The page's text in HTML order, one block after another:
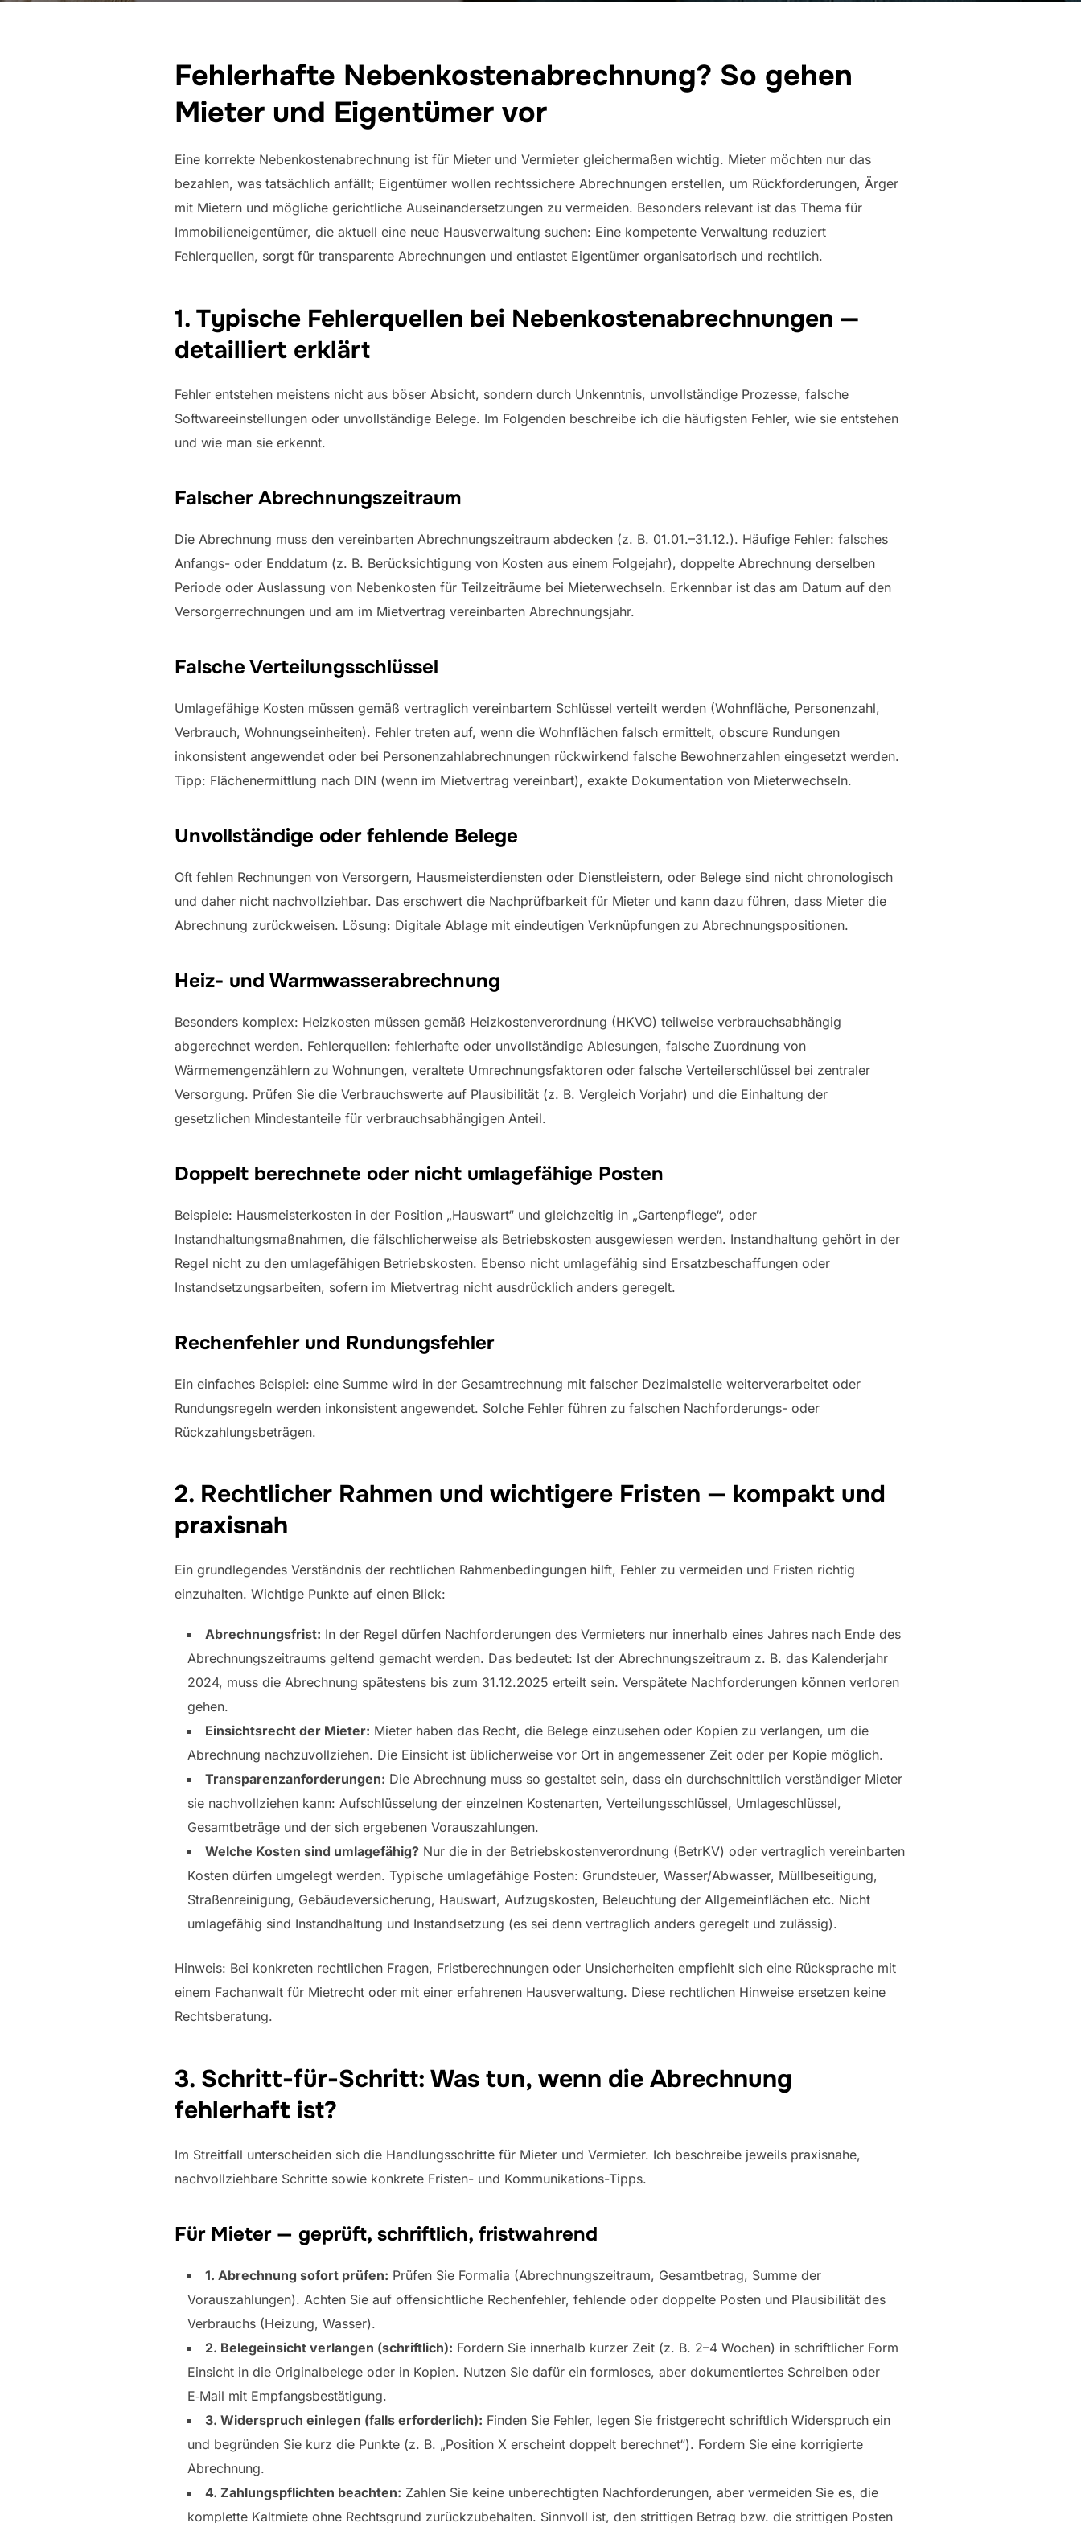
Fehlerhafte Nebenkostenabrechnung? So gehen
Mieter und Eigentümer vor
Eine korrekte Nebenkostenabrechnung ist für Mieter und Vermieter gleichermaßen wichtig. Mieter möchten nur das
bezahlen, was tatsächlich anfällt; Eigentümer wollen rechtssichere Abrechnungen erstellen, um Rückforderungen, Ärger
mit Mietern und mögliche gerichtliche Auseinandersetzungen zu vermeiden. Besonders relevant ist das Thema für
Immobilieneigentümer, die aktuell eine neue Hausverwaltung suchen: Eine kompetente Verwaltung reduziert
Fehlerquellen, sorgt für transparente Abrechnungen und entlastet Eigentümer organisatorisch und rechtlich.
1. Typische Fehlerquellen bei Nebenkostenabrechnungen —
detailliert erklärt
Fehler entstehen meistens nicht aus böser Absicht, sondern durch Unkenntnis, unvollständige Prozesse, falsche
Softwareeinstellungen oder unvollständige Belege. Im Folgenden beschreibe ich die häufigsten Fehler, wie sie entstehen
und wie man sie erkennt.
Falscher Abrechnungszeitraum
Die Abrechnung muss den vereinbarten Abrechnungszeitraum abdecken (z. B. 01.01.–31.12.). Häufige Fehler: falsches
Anfangs- oder Enddatum (z. B. Berücksichtigung von Kosten aus einem Folgejahr), doppelte Abrechnung derselben
Periode oder Auslassung von Nebenkosten für Teilzeiträume bei Mieterwechseln. Erkennbar ist das am Datum auf den
Versorgerrechnungen und am im Mietvertrag vereinbarten Abrechnungsjahr.
Falsche Verteilungsschlüssel
Umlagefähige Kosten müssen gemäß vertraglich vereinbartem Schlüssel verteilt werden (Wohnfläche, Personenzahl,
Verbrauch, Wohnungseinheiten). Fehler treten auf, wenn die Wohnflächen falsch ermittelt, obscure Rundungen
inkonsistent angewendet oder bei Personenzahlabrechnungen rückwirkend falsche Bewohnerzahlen eingesetzt werden.
Tipp: Flächenermittlung nach DIN (wenn im Mietvertrag vereinbart), exakte Dokumentation von Mieterwechseln.
Unvollständige oder fehlende Belege
Oft fehlen Rechnungen von Versorgern, Hausmeisterdiensten oder Dienstleistern, oder Belege sind nicht chronologisch
und daher nicht nachvollziehbar. Das erschwert die Nachprüfbarkeit für Mieter und kann dazu führen, dass Mieter die
Abrechnung zurückweisen. Lösung: Digitale Ablage mit eindeutigen Verknüpfungen zu Abrechnungspositionen.
Heiz- und Warmwasserabrechnung
Besonders komplex: Heizkosten müssen gemäß Heizkostenverordnung (HKVO) teilweise verbrauchsabhängig
abgerechnet werden. Fehlerquellen: fehlerhafte oder unvollständige Ablesungen, falsche Zuordnung von
Wärmemengenzählern zu Wohnungen, veraltete Umrechnungsfaktoren oder falsche Verteilerschlüssel bei zentraler
Versorgung. Prüfen Sie die Verbrauchswerte auf Plausibilität (z. B. Vergleich Vorjahr) und die Einhaltung der
gesetzlichen Mindestanteile für verbrauchsabhängigen Anteil.
Doppelt berechnete oder nicht umlagefähige Posten
Beispiele: Hausmeisterkosten in der Position „Hauswart“ und gleichzeitig in „Gartenpflege“, oder
Instandhaltungsmaßnahmen, die fälschlicherweise als Betriebskosten ausgewiesen werden. Instandhaltung gehört in der
Regel nicht zu den umlagefähigen Betriebskosten. Ebenso nicht umlagefähig sind Ersatzbeschaffungen oder
Instandsetzungsarbeiten, sofern im Mietvertrag nicht ausdrücklich anders geregelt.
Rechenfehler und Rundungsfehler
Ein einfaches Beispiel: eine Summe wird in der Gesamtrechnung mit falscher Dezimalstelle weiterverarbeitet oder
Rundungsregeln werden inkonsistent angewendet. Solche Fehler führen zu falschen Nachforderungs- oder
Rückzahlungsbeträgen.
2. Rechtlicher Rahmen und wichtigere Fristen — kompakt und
praxisnah
Ein grundlegendes Verständnis der rechtlichen Rahmenbedingungen hilft, Fehler zu vermeiden und Fristen richtig
einzuhalten. Wichtige Punkte auf einen Blick:
Abrechnungsfrist: In der Regel dürfen Nachforderungen des Vermieters nur innerhalb eines Jahres nach Ende des
Abrechnungszeitraums geltend gemacht werden. Das bedeutet: Ist der Abrechnungszeitraum z. B. das Kalenderjahr
2024, muss die Abrechnung spätestens bis zum 31.12.2025 erteilt sein. Verspätete Nachforderungen können verloren
gehen.
Einsichtsrecht der Mieter: Mieter haben das Recht, die Belege einzusehen oder Kopien zu verlangen, um die
Abrechnung nachzuvollziehen. Die Einsicht ist üblicherweise vor Ort in angemessener Zeit oder per Kopie möglich.
Transparenzanforderungen: Die Abrechnung muss so gestaltet sein, dass ein durchschnittlich verständiger Mieter
sie nachvollziehen kann: Aufschlüsselung der einzelnen Kostenarten, Verteilungsschlüssel, Umlageschlüssel,
Gesamtbeträge und der sich ergebenen Vorauszahlungen.
Welche Kosten sind umlagefähig? Nur die in der Betriebskostenverordnung (BetrKV) oder vertraglich vereinbarten
Kosten dürfen umgelegt werden. Typische umlagefähige Posten: Grundsteuer, Wasser/Abwasser, Müllbeseitigung,
Straßenreinigung, Gebäudeversicherung, Hauswart, Aufzugskosten, Beleuchtung der Allgemeinflächen etc. Nicht
umlagefähig sind Instandhaltung und Instandsetzung (es sei denn vertraglich anders geregelt und zulässig).
Hinweis: Bei konkreten rechtlichen Fragen, Fristberechnungen oder Unsicherheiten empfiehlt sich eine Rücksprache mit
einem Fachanwalt für Mietrecht oder mit einer erfahrenen Hausverwaltung. Diese rechtlichen Hinweise ersetzen keine
Rechtsberatung.
3. Schritt-für-Schritt: Was tun, wenn die Abrechnung
fehlerhaft ist?
Im Streitfall unterscheiden sich die Handlungsschritte für Mieter und Vermieter. Ich beschreibe jeweils praxisnahe,
nachvollziehbare Schritte sowie konkrete Fristen- und Kommunikations-Tipps.
Für Mieter — geprüft, schriftlich, fristwahrend
1. Abrechnung sofort prüfen: Prüfen Sie Formalia (Abrechnungszeitraum, Gesamtbetrag, Summe der
Vorauszahlungen). Achten Sie auf offensichtliche Rechenfehler, fehlende oder doppelte Posten und Plausibilität des
Verbrauchs (Heizung, Wasser).
2. Belegeinsicht verlangen (schriftlich): Fordern Sie innerhalb kurzer Zeit (z. B. 2–4 Wochen) in schriftlicher Form
Einsicht in die Originalbelege oder in Kopien. Nutzen Sie dafür ein formloses, aber dokumentiertes Schreiben oder
E‑Mail mit Empfangsbestätigung.
3. Widerspruch einlegen (falls erforderlich): Finden Sie Fehler, legen Sie fristgerecht schriftlich Widerspruch ein
und begründen Sie kurz die Punkte (z. B. „Position X erscheint doppelt berechnet“). Fordern Sie eine korrigierte
Abrechnung.
4. Zahlungspflichten beachten: Zahlen Sie keine unberechtigten Nachforderungen, aber vermeiden Sie es, die
komplette Kaltmiete ohne Rechtsgrund zurückzubehalten. Sinnvoll ist, den strittigen Betrag bzw. die strittigen Posten